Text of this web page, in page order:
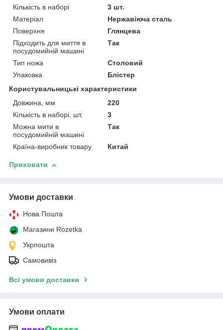
Кількість в наборі
3 шт.
Матеріал
Нержавіюча сталь
Поверхня
Глянцева
Підходить для миття в
посудомийній машині
Так
Тип ножа
Столовий
Упаковка
Блістер
Користувальницькі характеристики
Довжина, мм
220
Кількість в наборі, шт.
3
Можна мити в
посудомийній машині
Так
Країна-виробник товару Китай
Приховати
Умови доставки
Нова Пошта
Магазини Rozetka
Укрпошта
Самовивіз
Всі умови доставки
Умови оплати